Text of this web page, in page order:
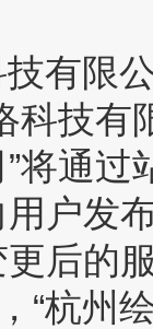
有限
科技有
将通
户发
后的
“杭州